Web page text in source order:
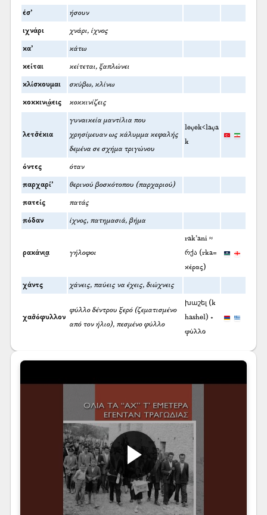
έσ’ ήσουν
ιχνάρι χνάρι, ίχνος
κα’ κάτω
κείται κείτεται, ξαπλώνει
κλίσκουμαι σκύβω, κλίνω
κοκκινι͜άεις κοκκινίζεις
λετσ̌έκια
γυναικεία μαντίλια που
χρησίμευαν ως κάλυμμα κεφαλής
δεμένα σε σχήμα τριγώνου
leçek<laça
k
όντες όταν
παρχαρί’ θερινού βοσκότοπου (παρχαριού)
πατείς πατάς
πόδαν ίχνος, πατημασιά, βήμα
ρακάνι͜α γήλοφοι
rak’ani ≈
რქა (rka=
κέρας)
χάντς χάνεις, παύεις να έχεις, διώχνεις
χασ̌όφυλλον
φύλλο δέντρου ξερό (ζεματισμένο
από τον ήλιο), πεσμένο φύλλο
խաշել (k
hashel) +
φύλλο